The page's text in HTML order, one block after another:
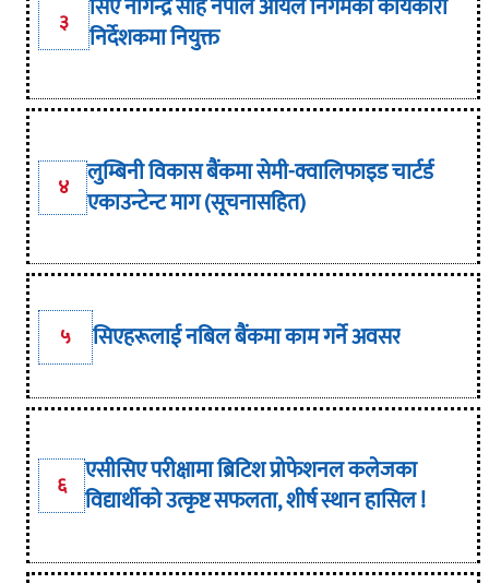
३
सिए नागेन्द्र साह नेपाल आयल निगमको कार्यकारी
निर्देशकमा नियुक्त
४ लुम्बिनी विकास बैंकमा सेमी-क्वालिफाइड चार्टर्ड
एकाउन्टेन्ट माग (सूचनासहित)
५ सिएहरूलाई नबिल बैंकमा काम गर्ने अवसर
६ एसीसिए परीक्षामा ब्रिटिश प्रोफेशनल कलेजका
विद्यार्थीको उत्कृष्ट सफलता, शीर्ष स्थान हासिल !